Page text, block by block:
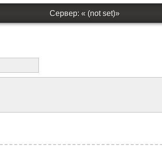
Сервер: « (not set)»